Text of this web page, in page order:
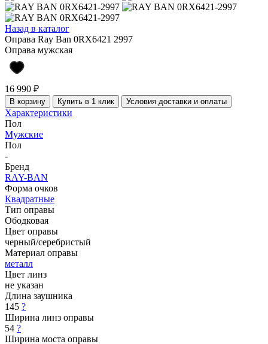
Назад в каталог
Оправа Ray Ban 0RX6421 2997
Оправа мужская
16 990 ₽
В корзину Купить в 1 клик Условия доставки и оплаты
Характеристики
Пол
Мужские
Пол
-
Бренд
RAY-BAN
Форма очков
Квадратные
Тип оправы
Ободковая
Цвет оправы
черный/серебристый
Материал оправы
металл
Цвет линз
не указан
Длина заушника
145 ?
Ширина линз оправы
54 ?
Ширина моста оправы